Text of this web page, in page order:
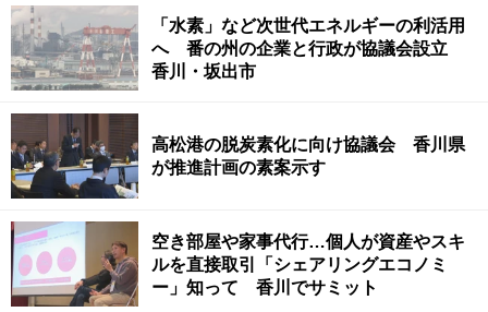
「水素」など次世代エネルギーの利活用
へ 番の州の企業と行政が協議会設立
香川・坂出市
高松港の脱炭素化に向け協議会 香川県
が推進計画の素案示す
空き部屋や家事代行…個人が資産やスキ
ルを直接取引「シェアリングエコノミ
ー」知って 香川でサミット